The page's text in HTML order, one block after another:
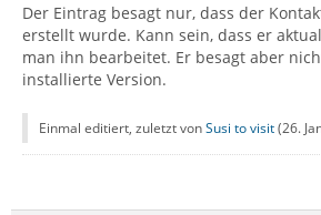
Der Eintrag besagt nur, dass der
erstellt wurde. Kann sein, dass er
man ihn bearbeitet. Er besagt aber
installierte Version.
Einmal editiert, zuletzt vonSusi to visit(26.